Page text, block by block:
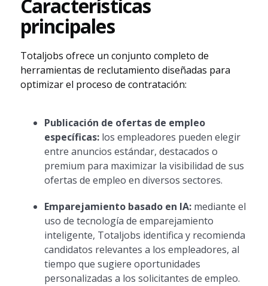
Características
principales
Totaljobs ofrece un conjunto completo de
herramientas de reclutamiento diseñadas para
optimizar el proceso de contratación:
Publicación de ofertas de empleo
específicas:los empleadores pueden elegir
entre anuncios estándar, destacados o
premium para maximizar la visibilidad de sus
ofertas de empleo en diversos sectores.
Emparejamiento basado en IA:mediante el
uso de tecnología de emparejamiento
inteligente, Totaljobs identifica y recomienda
candidatos relevantes a los empleadores, al
tiempo que sugiere oportunidades
personalizadas a los solicitantes de empleo.